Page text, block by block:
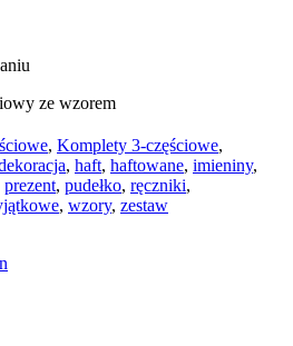
ze wzorem
, Komplety 3-częściowe,
, haft, haftowane, imieniny,
prezent, pudełko, ręczniki,
, wzory, zestaw